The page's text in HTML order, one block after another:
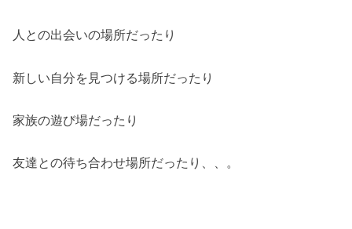
人との出会いの場所だったり
新しい自分を見つける場所だったり
家族の遊び場だったり
友達との待ち合わせ場所だったり、、。